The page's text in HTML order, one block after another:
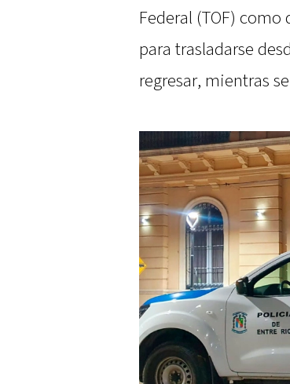
Federal (TOF)
para trasladarse
regresar, mientras